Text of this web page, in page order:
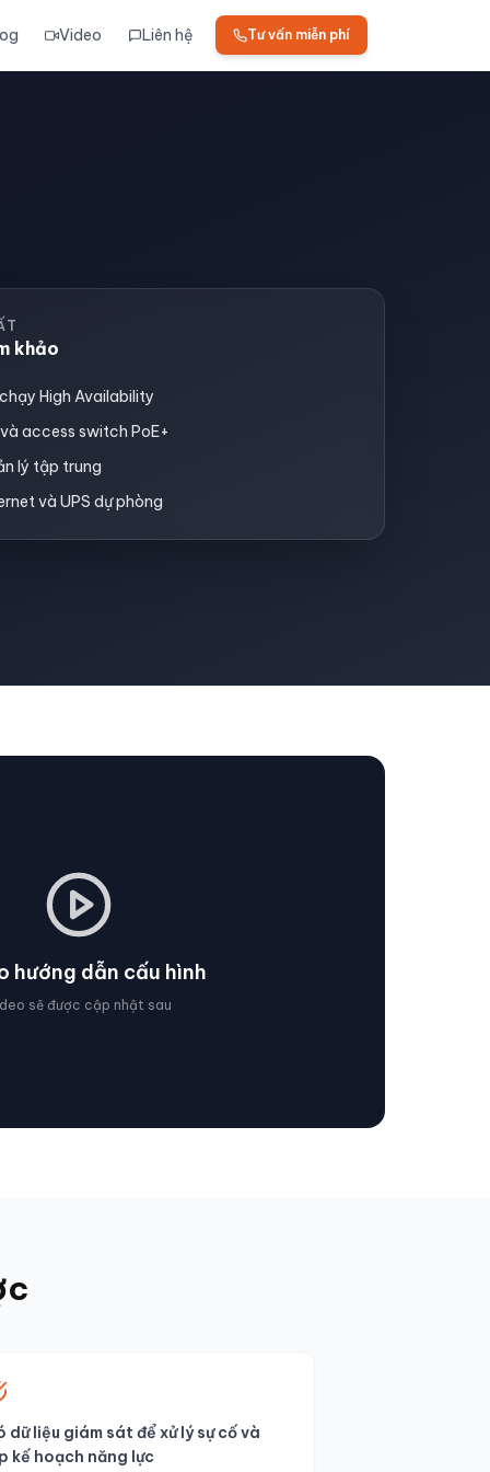
Video Liên hệ Tư vấn miễn phí
khảo
High Availability
access switch PoE+
lý tập trung
và UPS dự phòng
hướng dẫn cấu hình
sẽ được cập nhật sau
dữ liệu giám sát để xử lý sự cố và
kế hoạch năng lực